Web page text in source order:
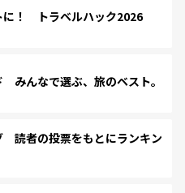
に！ トラベルハック2026
みんなで選ぶ、旅のベスト。
読者の投票をもとにランキン